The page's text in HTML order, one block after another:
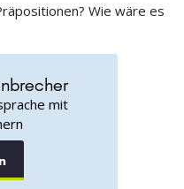
Wie wäre es
mit